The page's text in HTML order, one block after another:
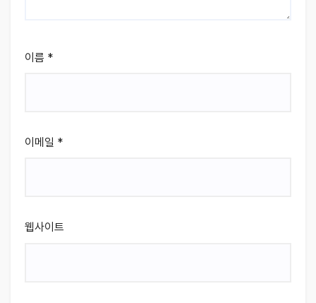
이름 *
이메일 *
웹사이트